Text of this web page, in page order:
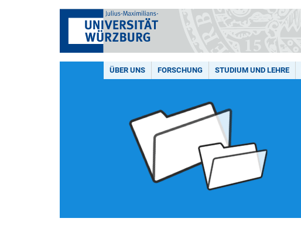
ÜBER UNS FORSCHUNG STUDIUM UND LEHRE